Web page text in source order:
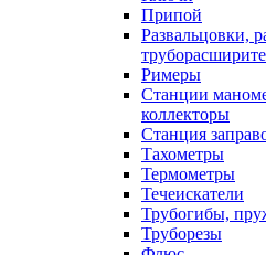
Припой
Развальцовки,
Римеры
Станции
коллекторы
Станция
Тахометры
Термометры
Течеискатели
Трубогибы,
Труборезы